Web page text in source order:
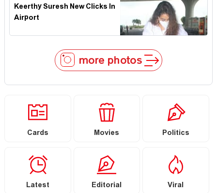
Keerthy Suresh New Clicks In
Airport
more photos
Cards Movies Politics
Latest Editorial Viral